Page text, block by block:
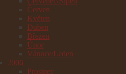
Červen
Květen
Duben
Březen
Únor
Vánoce/Leden
2006
Prosinec